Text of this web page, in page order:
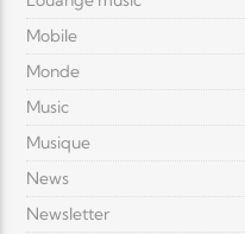
Mobile
Monde
Music
Musique
News
Newsletter